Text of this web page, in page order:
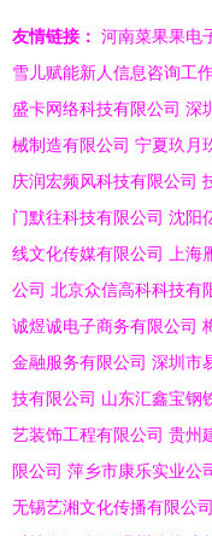
友情链接： 河南菜果果电
雪儿赋能新人信息咨询工
盛卡网络科技有限公司 深
械制造有限公司 宁夏玖月
庆润宏频风科技有限公司
门默往科技有限公司 沈阳
线文化传媒有限公司
上
公司 北京众信高科科技有
诚煜诚电子商务有限公司
金融服务有限公司 深圳市
技有限公司 山东汇鑫宝钢
艺装饰工程有限公司 贵州
限公司 萍乡市康乐实业公
无锡艺湘文化传播有限公司